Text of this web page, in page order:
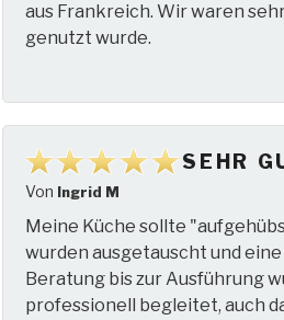
aus Frankreich. Wir waren
genutzt wurde.
SEHR
Von Ingrid M
Meine Küche sollte
wurden ausgetauscht und
Beratung bis zur Ausführung
professionell begleitet, auch